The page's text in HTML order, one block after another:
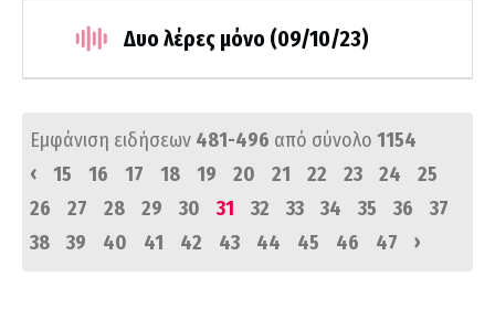
Δυο λέρες μόνο (09/10/23)
Εμφάνιση ειδήσεων 481-496 από σύνολο 1154
‹
15 16 17 18 19 20 21 22 23 24
25
26
27 28 29 30 31 32 33 34 35 36
37
38
39 40 41 42 43 44 45 46 47 ›